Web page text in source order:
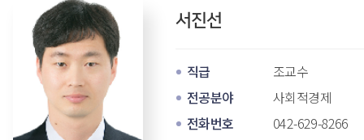
서진선
직급
조교수
전공분야
사회적경제
전화번호
042-629-8266